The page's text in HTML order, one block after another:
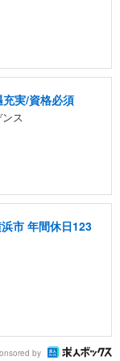
実/資格必須
ス
市 年間休日123
by